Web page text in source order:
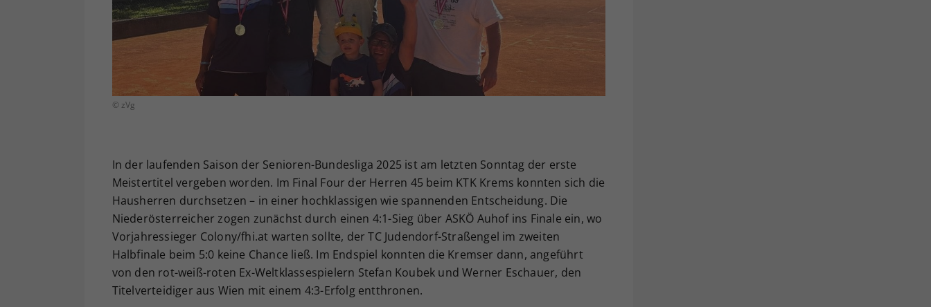
© zVg
In der laufenden Saison der Senioren-Bundesliga 2025 ist am letzten Sonntag der erste
Meistertitel vergeben worden. Im Final Four der Herren 45 beim KTK Krems konnten sich die
Hausherren durchsetzen – in einer hochklassigen wie spannenden Entscheidung. Die
Niederösterreicher zogen zunächst durch einen 4:1-Sieg über ASKÖ Auhof ins Finale ein, wo
Vorjahressieger Colony/fhi.at warten sollte, der TC Judendorf-Straßengel im zweiten
Halbfinale beim 5:0 keine Chance ließ. Im Endspiel konnten die Kremser dann, angeführt
von den rot-weiß-roten Ex-Weltklassespielern Stefan Koubek und Werner Eschauer, den
Titelverteidiger aus Wien mit einem 4:3-Erfolg entthronen.
Ihrer vorgenommen Einstellungen, falls der
Webseiten-Betreiber dies eingestellt hat.